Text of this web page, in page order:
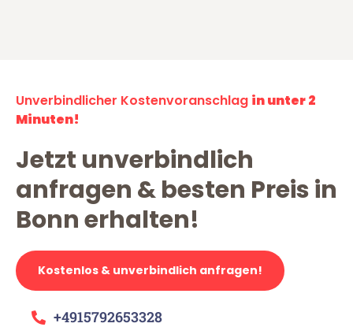
Unverbindlicher Kostenvoranschlag in unter 2
Minuten!
Jetzt unverbindlich
anfragen & besten Preis in
Bonn erhalten!
Kostenlos & unverbindlich anfragen!
+4915792653328